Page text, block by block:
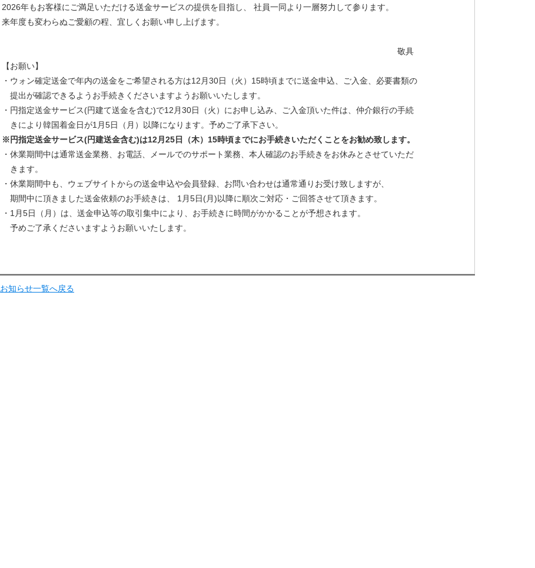
2026年もお客様にご満足いただける送金サービスの提供を目指し、 社員一同より一層努力して参ります。
来年度も変わらぬご愛顧の程、宜しくお願い申し上げます。
敬具
【お願い】
・ウォン確定送金で年内の送金をご希望される方は12月30日（火）15時頃までに送金申込、ご入金、必要書類の
提出が確認できるようお手続きくださいますようお願いいたします。
・円指定送金サービス(円建て送金を含む)で12月30日（火）にお申し込み、ご入金頂いた件は、仲介銀行の手続
きにより韓国着金日が1月5日（月）以降になります。予めご了承下さい。
※円指定送金サービス(円建送金含む)は12月25日（木）15時頃までにお手続きいただくことをお勧め致します。
・休業期間中は通常送金業務、お電話、メールでのサポート業務、本人確認のお手続きをお休みとさせていただ
きます。
・休業期間中も、ウェブサイトからの送金申込や会員登録、お問い合わせは通常通りお受け致しますが、
期間中に頂きました送金依頼のお手続きは、 1月5日(月)以降に順次ご対応・ご回答させて頂きます。
・1月5日（月）は、送金申込等の取引集中により、お手続きに時間がかかることが予想されます。
予めご了承くださいますようお願いいたします。
お知らせ一覧へ戻る